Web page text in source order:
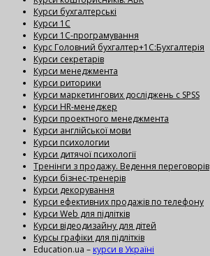
Курси бухгалтерські
Курси 1С
Курси 1С-програмування
Курс Головний бухгалтер+1С:Бухгалтерія
Курси секретарів
Курси менеджмента
Курси риторики
Курси маркетингових досліджень с SPSS
Курси HR-менеджер
Курси проектного менеджмента
Курси англійської мови
Курси психологии
Курси дитячої психології
Тренінги з продажу. Ведення переговорів
Курси бізнес-тренерів
Курси декорування
Курси ефективних продажів по телефону
Курси Web для підлітків
Курси відеодизайну для дітей
Курсы графіки для підлітків
Education.ua – курси в Україні